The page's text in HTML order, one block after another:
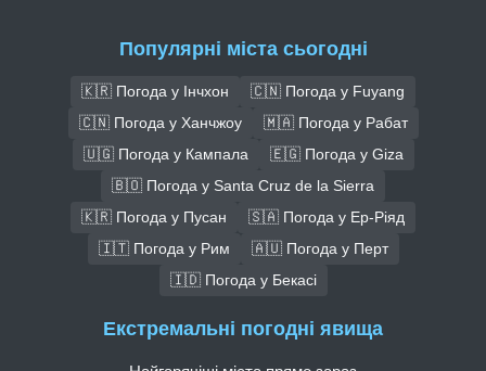
Популярні міста сьогодні
🇰🇷 Погода у Інчхон
🇨🇳 Погода у Fuyang
🇨🇳 Погода у Ханчжоу
🇲🇦 Погода у Рабат
🇺🇬 Погода у Кампала
🇪🇬 Погода у Giza
🇧🇴 Погода у Santa Cruz de la Sierra
🇰🇷 Погода у Пусан
🇸🇦 Погода у Ер-Ріяд
🇮🇹 Погода у Рим
🇦🇺 Погода у Перт
🇮🇩 Погода у Бекасі
Екстремальні погодні явища